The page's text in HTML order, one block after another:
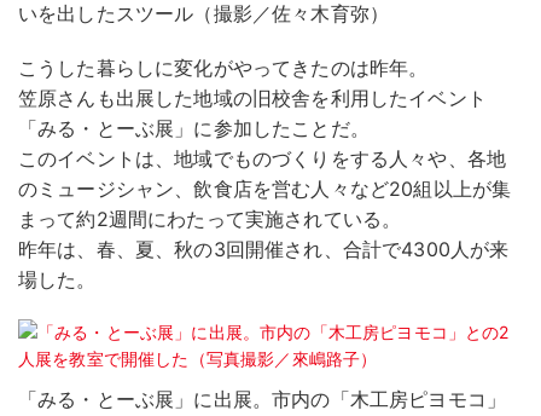
いを出したスツール（撮影／佐々木育弥）
こうした暮らしに変化がやってきたのは昨年。
笠原さんも出展した地域の旧校舎を利用したイベント
「みる・とーぶ展」に参加したことだ。
このイベントは、地域でものづくりをする人々や、各地
のミュージシャン、飲食店を営む人々など20組以上が集
まって約2週間にわたって実施されている。
昨年は、春、夏、秋の3回開催され、合計で4300人が来
場した。
「みる・とーぶ展」に出展。市内の「木工房ピヨモコ」